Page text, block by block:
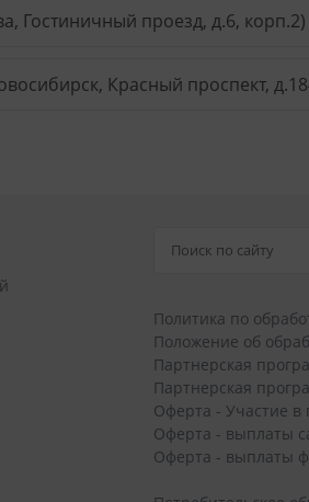
Гостиничный проезд, д.6, корп.2)
Красный проспект,
Политика по
Положение об
Партнерская
Партнерская
Оферта - Участие в
Оферта - выплаты
Оферта - выплаты